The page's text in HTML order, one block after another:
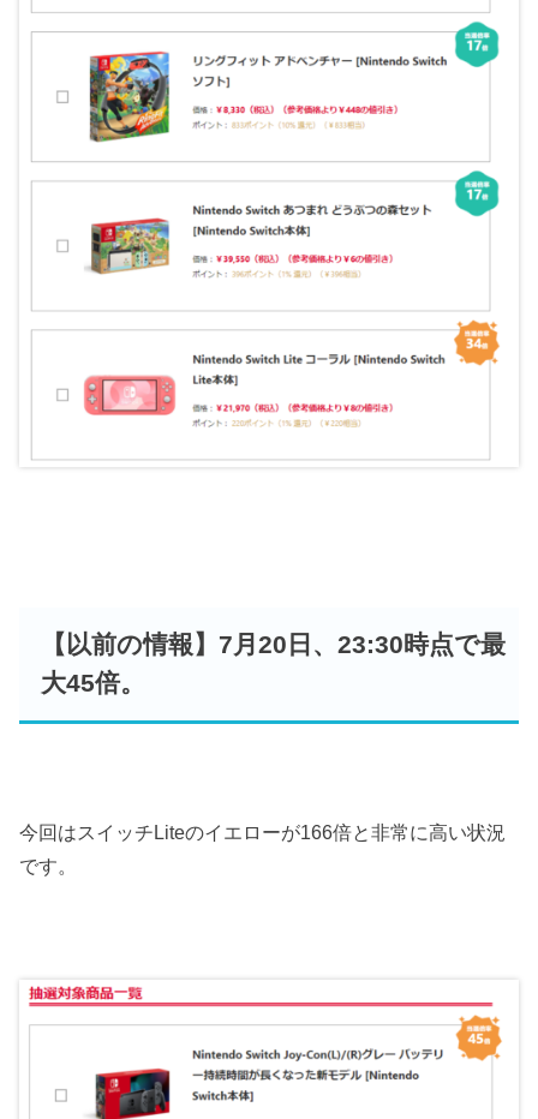
【以前の情報】7月20日、23:30時点で最
大45倍。
今回はスイッチLiteのイエローが166倍と非常に高い状況
です。